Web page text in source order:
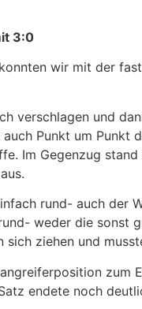
3:0
wir mit der
und
Punkt um Punkt
Im Gegenzug
rund- auch der
weder die sonst
ziehen und
zum
endete noch